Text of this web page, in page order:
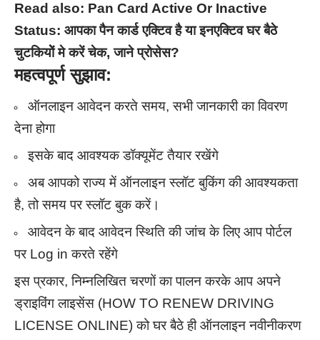
Read also: Pan Card Active Or Inactive
Status: आपका पैन कार्ड एक्टिव है या इनएक्टिव घर बैठे
चुटकियोें मे करें चेक, जाने प्रोसेस?
महत्वपूर्ण सुझाव:
ऑनलाइन आवेदन करते समय, सभी जानकारी का विवरण
देना होगा
इसके बाद आवश्यक डॉक्यूमेंट तैयार रखेंगे
अब आपको राज्य में ऑनलाइन स्लॉट बुकिंग की आवश्यकता
है, तो समय पर स्लॉट बुक करें।
आवेदन के बाद आवेदन स्थिति की जांच के लिए आप पोर्टल
पर Log in करते रहेंगे
इस प्रकार, निम्नलिखित चरणों का पालन करके आप अपने
ड्राइविंग लाइसेंस (HOW TO RENEW DRIVING
LICENSE ONLINE) को घर बैठे ही ऑनलाइन नवीनीकरण